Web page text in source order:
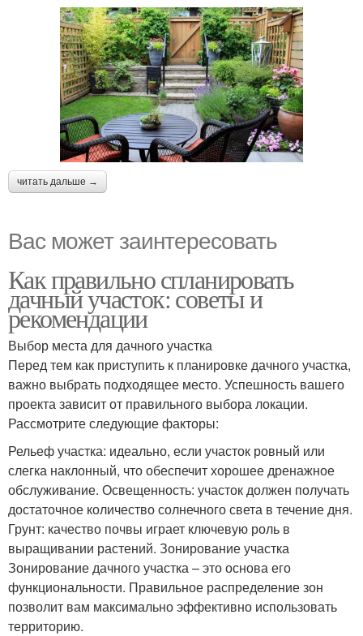
читать дальше →
Вас может заинтересовать
Как правильно спланировать
дачный участок: советы и
рекомендации
Выбор места для дачного участка
Перед тем как приступить к планировке дачного участка,
важно выбрать подходящее место. Успешность вашего
проекта зависит от правильного выбора локации.
Рассмотрите следующие факторы:
Рельеф участка: идеально, если участок ровный или
слегка наклонный, что обеспечит хорошее дренажное
обслуживание. Освещенность: участок должен получать
достаточное количество солнечного света в течение дня.
Грунт: качество почвы играет ключевую роль в
выращивании растений. Зонирование участка
Зонирование дачного участка – это основа его
функциональности. Правильное распределение зон
позволит вам максимально эффективно использовать
территорию.